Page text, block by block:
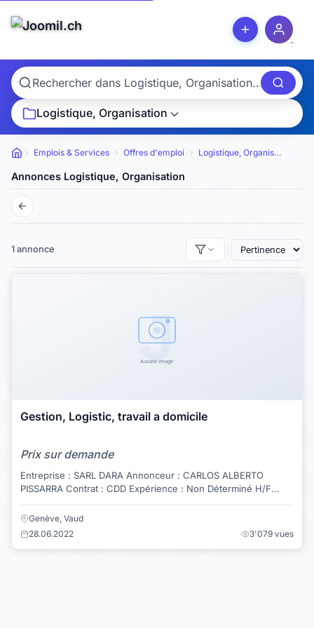
Logistique, Organisation
Petites annonces
Emplois & Services Offres d'emploi Logistique, Organisation
Annonces Logistique, Organisation
1 annonce
Gestion, Logistic, travail a domicile
Prix sur demande
Entreprise : SARL DARA Annonceur : CARLOS ALBERTO
PISSARRA Contrat : CDD Expérience : Non Déterminé H/F
Genève, Vaud
28.06.2022
3'079 vues